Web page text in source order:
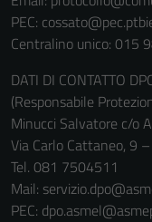
PEC:
Centralino unico: 015
DATI DI CONTATTO
(Responsabile
Minucci Salvatore c/o
Via Carlo Cattaneo, 9
Tel. 081 7504511
Mail:
PEC: